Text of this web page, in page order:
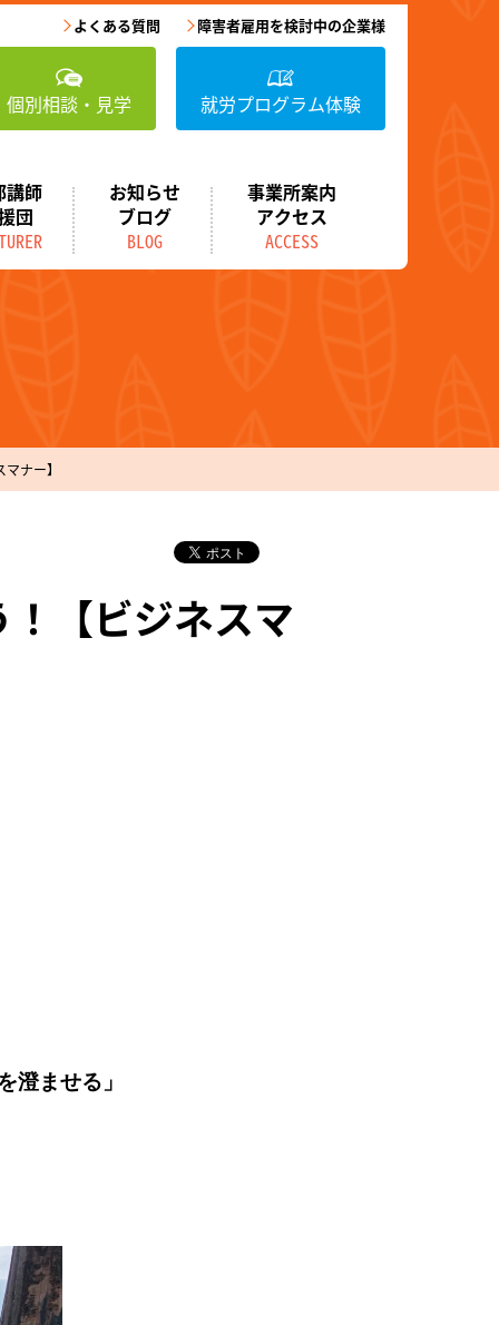
よくある質問 障害者雇用を検討中の企業様
個別相談・見学 就労プログラム体験
講師
団
お知らせ
ブログ
BLOG
事業所案内
アクセス
ACCESS
ナー】
【ビジネスマ
澄ませる」